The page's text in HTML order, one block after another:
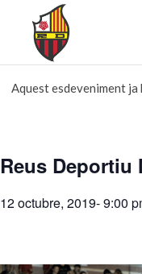
Aquest esdeveniment ja
Reus Deportiu
12 octubre, 2019- 9:00